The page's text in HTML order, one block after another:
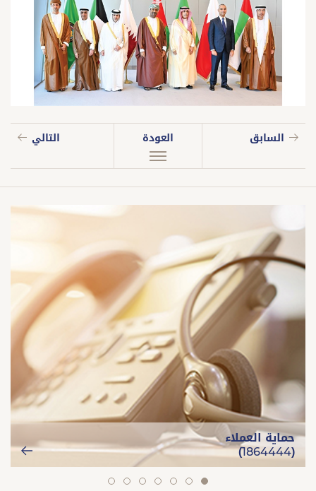
السابق العودة التالي
حماية العملاء
(1864444)